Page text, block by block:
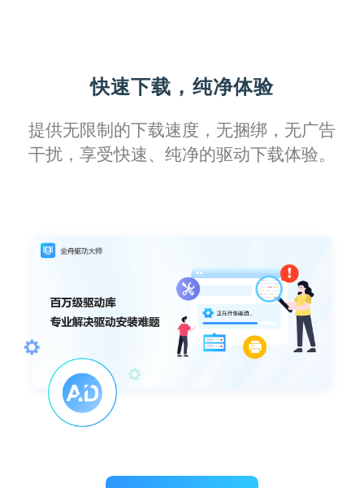
快速下载，纯净体验
提供无限制的下载速度，无捆绑，无广告
干扰，享受快速、纯净的驱动下载体验。
面对复杂的办公需求，这款软件提供了全方
位的支持，让我不再担心驱动问题会耽误工
它强大的故障诊断工具，让我这个技术小白
也能轻松搞定打印机维护，真的是省心又省
力！